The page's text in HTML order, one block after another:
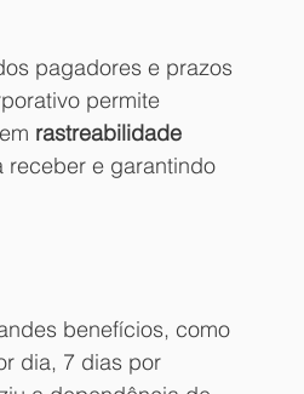
pagadores e prazos
permite
rastreabilidade
receber e garantindo
benefícios, como
dia, 7 dias por